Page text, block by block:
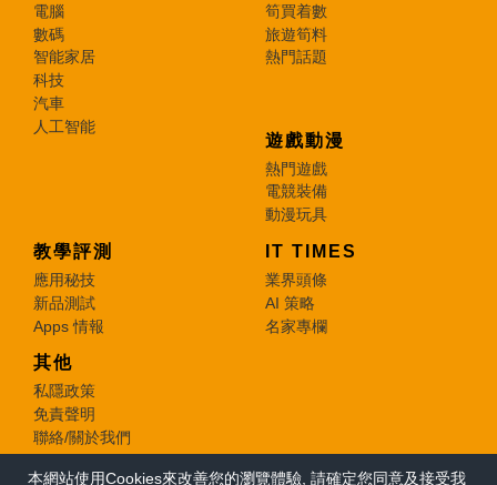
本網站使用Cookies來改善您的瀏覽體驗, 請確定您同意及接受我
電腦
數碼
智能家居
科技
汽車
人工智能
筍買着數
旅遊筍料
熱門話題
遊戲動漫
熱門遊戲
電競裝備
動漫玩具
教學評測
應用秘技
新品測試
Apps 情報
IT TIMES
業界頭條
AI 策略
名家專欄
其他
私隱政策
免責聲明
聯絡/關於我們
© 2026 e-zone. All Rights Reserved.